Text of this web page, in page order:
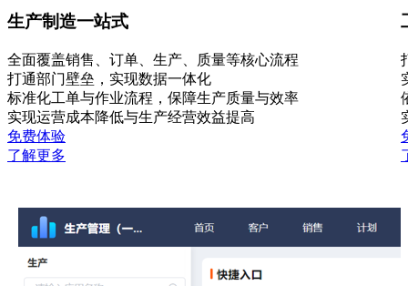
生产制造一站式
全面覆盖销售、订单、生产、质量等核心流程
打通部门壁垒，实现数据一体化
标准化工单与作业流程，保障生产质量与效率
实现运营成本降低与生产经营效益提高
免费体验
了解更多